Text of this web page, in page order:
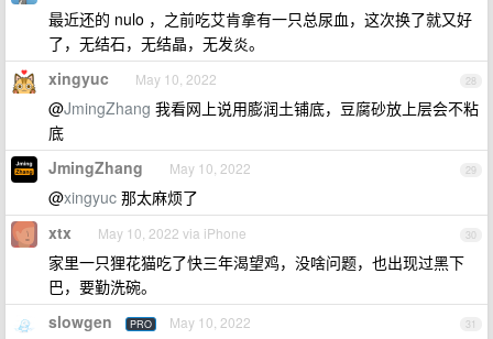
最近还的 nulo ，之前吃艾肯拿有一只总尿血，这次换了就又好
了，无结石，无结晶，无发炎。
28
xingyuc May 10, 2022
@JmingZhang 我看网上说用膨润土铺底，豆腐砂放上层会不粘
底
29
JmingZhang May 10, 2022
@xingyuc 那太麻烦了
30
xtx May 10, 2022 via iPhone
家里一只狸花猫吃了快三年渴望鸡，没啥问题，也出现过黑下
巴，要勤洗碗。
31
slowgen PRO May 10, 2022